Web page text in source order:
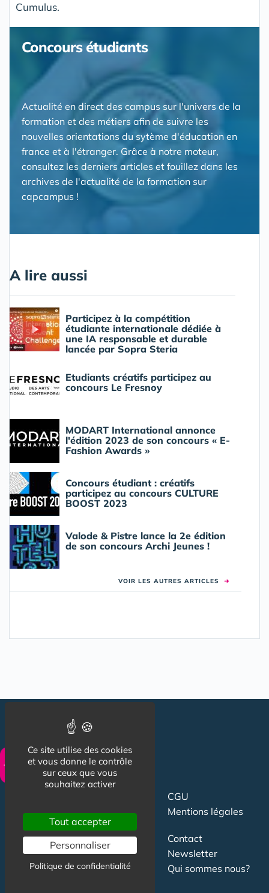
Cumulus.
Concours étudiants
Actualité en direct des campus sur l'univers de la
formation et des métiers afin de suivre les
nouvelles orientations du sytème d'éducation en
france et à l'étranger. Grâce à notre moteur,
consultez les derniers articles et fouillez dans les
archives de l'actualité de la formation sur
capcampus !
A lire aussi
Participez à la compétition
étudiante internationale dédiée à
une IA responsable et durable
lancée par Sopra Steria
Etudiants créatifs participez au
concours Le Fresnoy
MODART International annonce
l'édition 2023 de son concours « E-
Fashion Awards »
Concours étudiant : créatifs
participez au concours CULTURE
BOOST 2023
Valode & Pistre lance la 2e édition
de son concours Archi Jeunes !
VOIR LES AUTRES ARTICLES ➜
CGU
Mentions légales
Contact
Newsletter
Qui sommes nous?
Ce site utilise des cookies
et vous donne le contrôle
sur ceux que vous
souhaitez activer
Tout accepter
Personnaliser
Politique de confidentialité